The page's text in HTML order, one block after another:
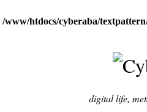
/www/htdocs/cyberaba/
digital life,